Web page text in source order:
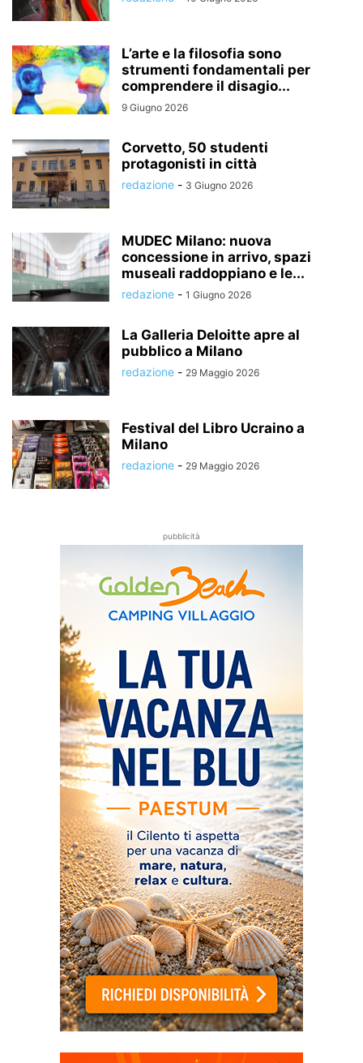
L’arte e la filosofia sono
strumenti fondamentali per
comprendere il disagio...
9 Giugno 2026
Corvetto, 50 studenti
protagonisti in città
redazione - 3 Giugno 2026
MUDEC Milano: nuova
concessione in arrivo, spazi
museali raddoppiano e le...
redazione - 1 Giugno 2026
La Galleria Deloitte apre al
pubblico a Milano
redazione - 29 Maggio 2026
Festival del Libro Ucraino a
Milano
redazione - 29 Maggio 2026
pubblicità